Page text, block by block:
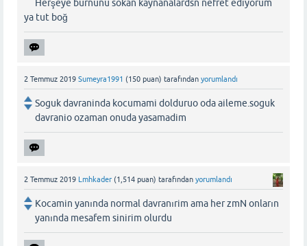
Herşeye burnunu sokan kaynanalardsn nefret ediyorum
ya tut boğ
2 Temmuz 2019 Sumeyra1991 (150 puan) tarafından yorumlandı
Soguk davraninda kocumami dolduruo oda aileme.soguk
davranio ozaman onuda yasamadim
2 Temmuz 2019 Lmhkader (1,514 puan) tarafından yorumlandı
Kocamin yanında normal davranırim ama her zmN onların
yanında mesafem sinirim olurdu